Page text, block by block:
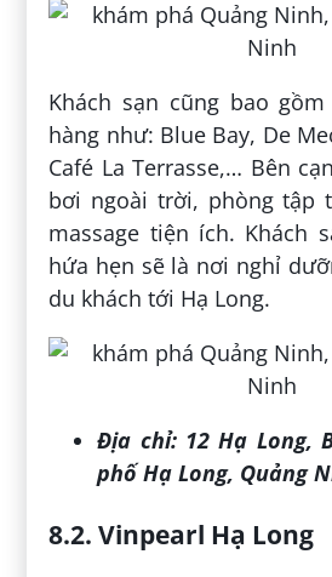
Khách sạn cũng bao
hàng như: Blue Bay, De
Café La Terrasse,… Bên
bơi ngoài trời, phòng tập
massage tiện ích. Khách
hứa hẹn sẽ là nơi nghỉ
du khách tới Hạ Long.
Địa chỉ: 12 Hạ Long,
phố Hạ Long, Quảng
8.2. Vinpearl Hạ Long